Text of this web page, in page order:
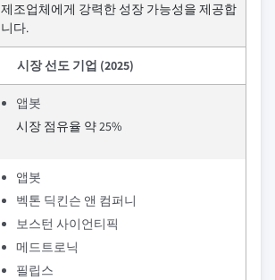
제조업체에게 강력한 성장 가능성을 제공합
니다.
시장 선도 기업 (2025)
앱봇
시장 점유율 약 25%
앱봇
벡톤 딕킨슨 앤 컴퍼니
보스턴 사이언티픽
메드트로닉
필립스